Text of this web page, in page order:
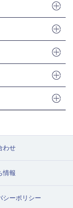
わせ
情報
シーポリシー